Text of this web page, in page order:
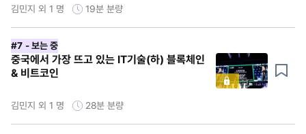
김민지 외 1 명 19분 분량
#7 - 보는 중
중국에서 가장 뜨고 있는 IT기술(하) 블록체인
& 비트코인
김민지 외 1 명 28분 분량